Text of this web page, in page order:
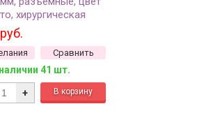
хирургическая
13-081, 5г (около
Сравнить
41 шт.
+